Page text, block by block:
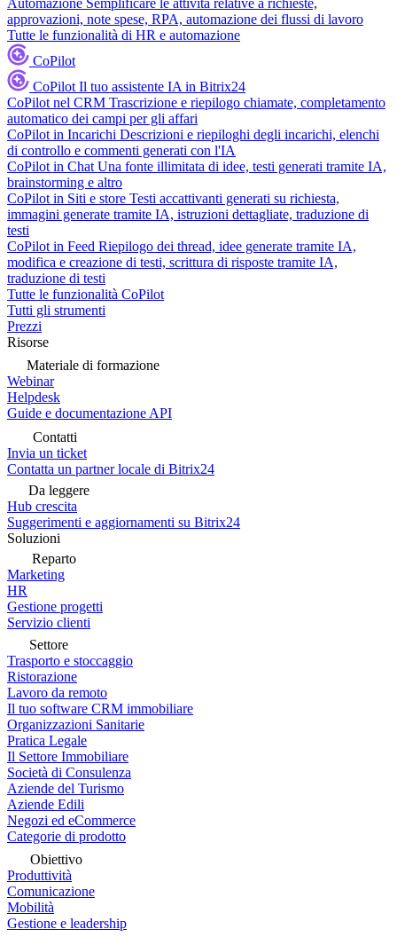
Automazione Semplificare le attività relative a richieste,
approvazioni, note spese, RPA, automazione dei flussi di lavoro
Tutte le funzionalità di HR e automazione
CoPilot
CoPilot Il tuo assistente IA in Bitrix24
CoPilot nel CRM Trascrizione e riepilogo chiamate, completamento
automatico dei campi per gli affari
CoPilot in Incarichi Descrizioni e riepiloghi degli incarichi, elenchi
di controllo e commenti generati con l'IA
CoPilot in Chat Una fonte illimitata di idee, testi generati tramite IA,
brainstorming e altro
CoPilot in Siti e store Testi accattivanti generati su richiesta,
immagini generate tramite IA, istruzioni dettagliate, traduzione di
testi
CoPilot in Feed Riepilogo dei thread, idee generate tramite IA,
modifica e creazione di testi, scrittura di risposte tramite IA,
traduzione di testi
Tutte le funzionalità CoPilot
Tutti gli strumenti
Prezzi
Risorse
Materiale di formazione
Webinar
Helpdesk
Guide e documentazione API
Contatti
Invia un ticket
Contatta un partner locale di Bitrix24
Da leggere
Hub crescita
Suggerimenti e aggiornamenti su Bitrix24
Soluzioni
Reparto
Marketing
HR
Gestione progetti
Servizio clienti
Settore
Trasporto e stoccaggio
Ristorazione
Lavoro da remoto
Il tuo software CRM immobiliare
Organizzazioni Sanitarie
Pratica Legale
Il Settore Immobiliare
Società di Consulenza
Aziende del Turismo
Aziende Edili
Negozi ed eCommerce
Categorie di prodotto
Obiettivo
Produttività
Comunicazione
Mobilità
Gestione e leadership